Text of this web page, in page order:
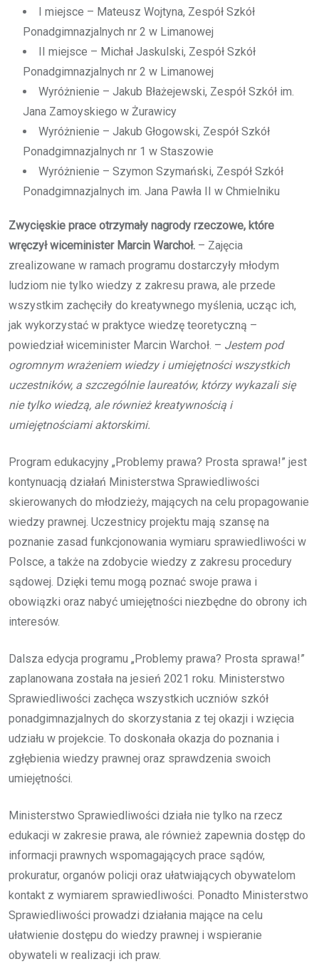
I miejsce – Mateusz Wojtyna, Zespół Szkół
Ponadgimnazjalnych nr 2 w Limanowej
II miejsce – Michał Jaskulski, Zespół Szkół
Ponadgimnazjalnych nr 2 w Limanowej
Wyróżnienie – Jakub Błażejewski, Zespół Szkół im.
Jana Zamoyskiego w Żurawicy
Wyróżnienie – Jakub Głogowski, Zespół Szkół
Ponadgimnazjalnych nr 1 w Staszowie
Wyróżnienie – Szymon Szymański, Zespół Szkół
Ponadgimnazjalnych im. Jana Pawła II w Chmielniku
Zwycięskie prace otrzymały nagrody rzeczowe, które
wręczył wiceminister Marcin Warchoł. – Zajęcia
zrealizowane w ramach programu dostarczyły młodym
ludziom nie tylko wiedzy z zakresu prawa, ale przede
wszystkim zachęciły do kreatywnego myślenia, ucząc ich,
jak wykorzystać w praktyce wiedzę teoretyczną –
powiedział wiceminister Marcin Warchoł. – Jestem pod
ogromnym wrażeniem wiedzy i umiejętności wszystkich
uczestników, a szczególnie laureatów, którzy wykazali się
nie tylko wiedzą, ale również kreatywnością i
umiejętnościami aktorskimi.
Program edukacyjny „Problemy prawa? Prosta sprawa!” jest
kontynuacją działań Ministerstwa Sprawiedliwości
skierowanych do młodzieży, mających na celu propagowanie
wiedzy prawnej. Uczestnicy projektu mają szansę na
poznanie zasad funkcjonowania wymiaru sprawiedliwości w
Polsce, a także na zdobycie wiedzy z zakresu procedury
sądowej. Dzięki temu mogą poznać swoje prawa i
obowiązki oraz nabyć umiejętności niezbędne do obrony ich
interesów.
Dalsza edycja programu „Problemy prawa? Prosta sprawa!”
zaplanowana została na jesień 2021 roku. Ministerstwo
Sprawiedliwości zachęca wszystkich uczniów szkół
ponadgimnazjalnych do skorzystania z tej okazji i wzięcia
udziału w projekcie. To doskonała okazja do poznania i
zgłębienia wiedzy prawnej oraz sprawdzenia swoich
umiejętności.
Ministerstwo Sprawiedliwości działa nie tylko na rzecz
edukacji w zakresie prawa, ale również zapewnia dostęp do
informacji prawnych wspomagających prace sądów,
prokuratur, organów policji oraz ułatwiających obywatelom
kontakt z wymiarem sprawiedliwości. Ponadto Ministerstwo
Sprawiedliwości prowadzi działania mające na celu
ułatwienie dostępu do wiedzy prawnej i wspieranie
obywateli w realizacji ich praw.